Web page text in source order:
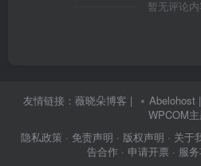
暂无评论
友情链接： 薇晓朵博客 | Abelohost |
WPCOM
隐私政策 · 免责声明 · 版权声明 · 关于
告合作 · 申请开票 · 服